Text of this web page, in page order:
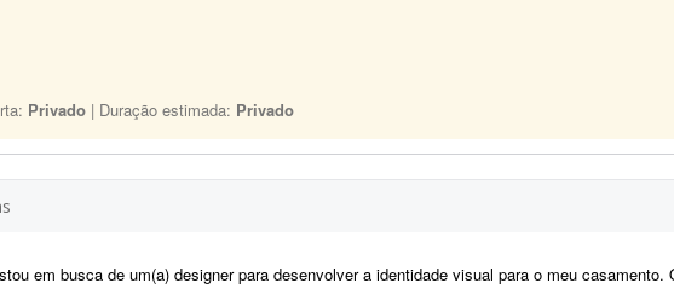
Privado | Duração estimada: Privado
em busca de um(a) designer para desenvolver a identidade visual para o meu casamento. O estilo será inspirado no universo medieval/encantado;